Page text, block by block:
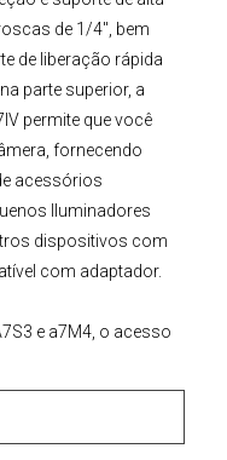
de 1/4", bem
de liberação rápida
parte superior, a
permite que você
fornecendo
acessórios
Iluminadores
dispositivos com
com adaptador.
e a7M4 , o acesso
a gaiola é